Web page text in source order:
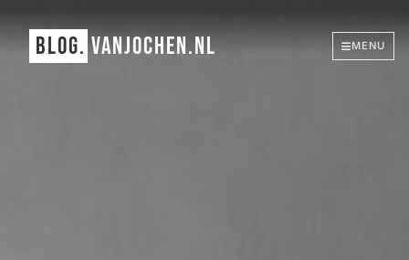
BLOG. VANJOCHEN.NL MENU